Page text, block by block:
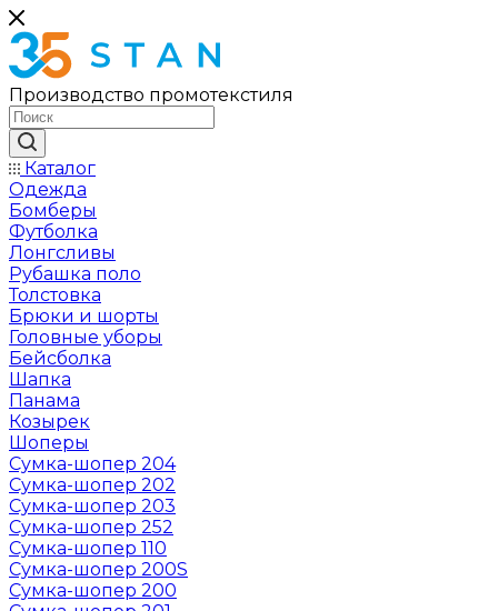
Производство промотекстиля
Каталог
Одежда
Бомберы
Футболка
Лонгсливы
Рубашка поло
Толстовка
Брюки и шорты
Головные уборы
Бейсболка
Шапка
Панама
Козырек
Шоперы
Сумка-шопер 204
Сумка-шопер 202
Сумка-шопер 203
Сумка-шопер 252
Сумка-шопер 110
Сумка-шопер 200S
Сумка-шопер 200